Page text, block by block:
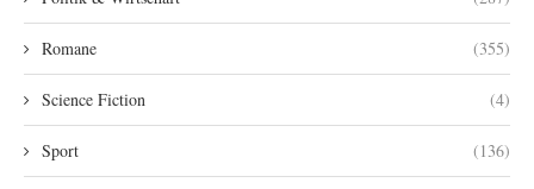
Romane (355)
Science Fiction (4)
Sport (136)